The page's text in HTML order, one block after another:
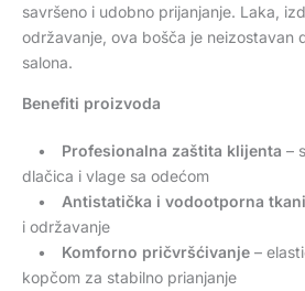
savršeno i udobno prijanjanje. Laka,
održavanje, ova bošča je neizostavan
salona.
Benefiti proizvoda
• Profesionalna zaštita klijenta –
dlačica i vlage sa odećom
• Antistatička i vodootporna
i održavanje
• Komforno pričvršćivanje –
kopčom za stabilno prianjanje